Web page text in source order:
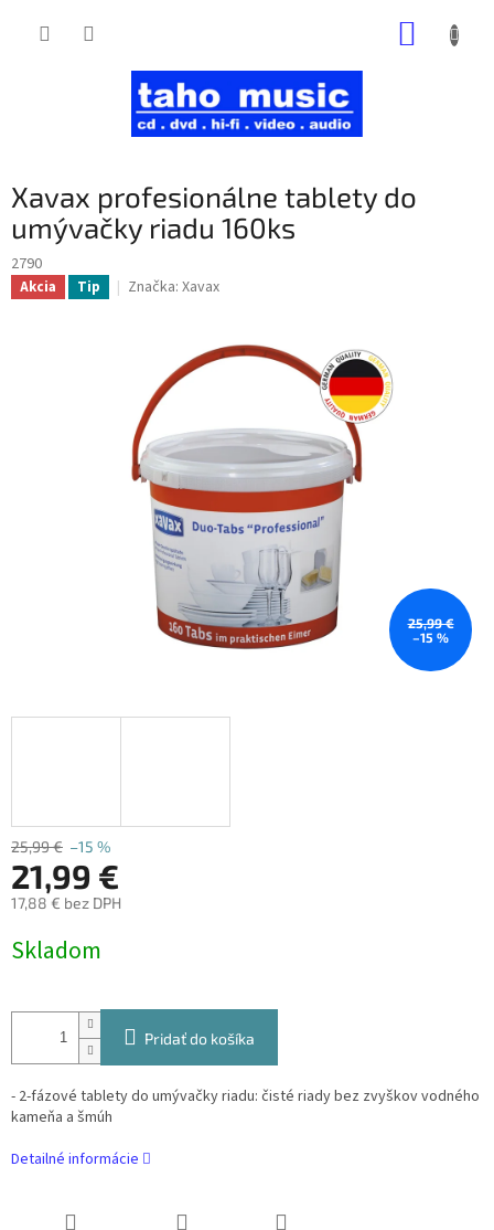
Xavax profesionálne tablety do
umývačky riadu 160ks
2790
Akcia Tip Značka: Xavax
25,99 €
–15 %
25,99 € –15 %
21,99 €
17,88 € bez DPH
cena:
Skladom
Pridať do košíka
- 2-fázové tablety do umývačky riadu: čisté riady bez zvyškov vodného
kameňa a šmúh
Detailné informácie